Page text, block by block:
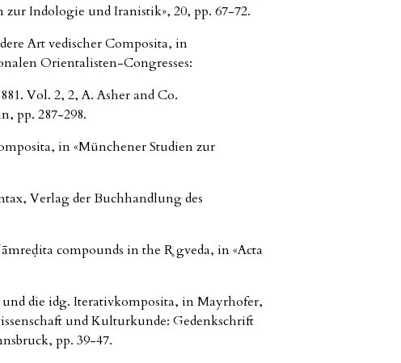
zur Indologie und Iranistik», 20, pp. 67-72.
Art vedischer Composita, in
Orientalisten-Congresses:
Vol. 2, 2, A. Asher and Co.
pp. 287-298.
in «Münchener Studien zur
Verlag der Buchhandlung des
compounds in the R̥ gveda, in «Acta
die idg. Iterativkomposita, in Mayrhofer,
und Kulturkunde: Gedenkschrift
pp. 39-47.